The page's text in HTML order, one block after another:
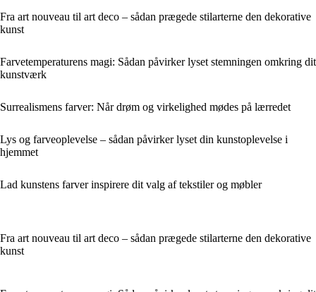
Fra art nouveau til art deco – sådan prægede stilarterne den dekorative
kunst
Farvetemperaturens magi: Sådan påvirker lyset stemningen omkring dit
kunstværk
Surrealismens farver: Når drøm og virkelighed mødes på lærredet
Lys og farveoplevelse – sådan påvirker lyset din kunstoplevelse i
hjemmet
Lad kunstens farver inspirere dit valg af tekstiler og møbler
Fra art nouveau til art deco – sådan prægede stilarterne den dekorative
kunst